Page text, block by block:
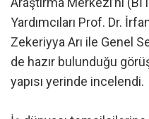
Yardımcıları Prof. Dr.
Zekeriyya Arı ile Genel
de hazır bulunduğu
yapısı yerinde incelendi.